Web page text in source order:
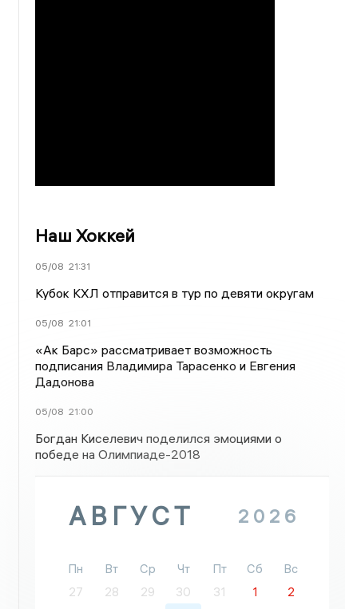
Наш Хоккей
05/08 21:31
Кубок КХЛ отправится в тур по девяти округам
05/08 21:01
«Ак Барс» рассматривает возможность
подписания Владимира Тарасенко и Евгения
Дадонова
05/08 21:00
Богдан Киселевич поделился эмоциями о
победе на Олимпиаде-2018
АВГУСТ 2026
Пн Вт Ср Чт Пт Сб
Вс
27
28 29 30 31 1
2